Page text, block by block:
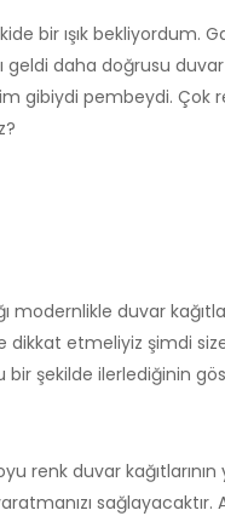
bir ışık bekliyordum.
daha doğrusu duvar
gibiydi pembeydi. Çok
duvar
etmeliyiz şimdi
şekilde ilerlediğinin
renk duvar
sağlayacaktır.